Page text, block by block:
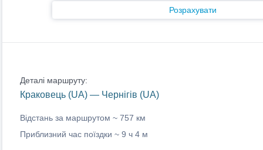
Розрахувати
Деталі маршруту:
Краковець (UA) — Чернігів (UA)
Відстань за маршрутом ~ 757 км
Приблизний час поїздки ~ 9 ч 4 м